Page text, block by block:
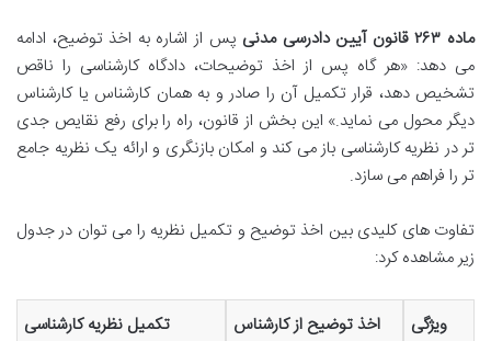
ماده ۲۶۳ قانون آیین دادرسی مدنی
پس از اشاره به اخذ توضیح، ادامه
می دهد: «هر گاه پس از اخذ توضیحات، دادگاه کارشناسی را ناقص
تشخیص دهد، قرار تکمیل آن را صادر و به همان کارشناس یا کارشناس
دیگر محول می نماید.» این بخش از قانون، راه را برای رفع نقایص جدی
تر در نظریه کارشناسی باز می کند و امکان بازنگری و ارائه یک نظریه جامع
تر را فراهم می سازد.
تفاوت های کلیدی بین اخذ توضیح و تکمیل نظریه را می توان در جدول
زیر مشاهده کرد:
ویژگی اخذ توضیح از کارشناس تکمیل نظریه کارشناسی